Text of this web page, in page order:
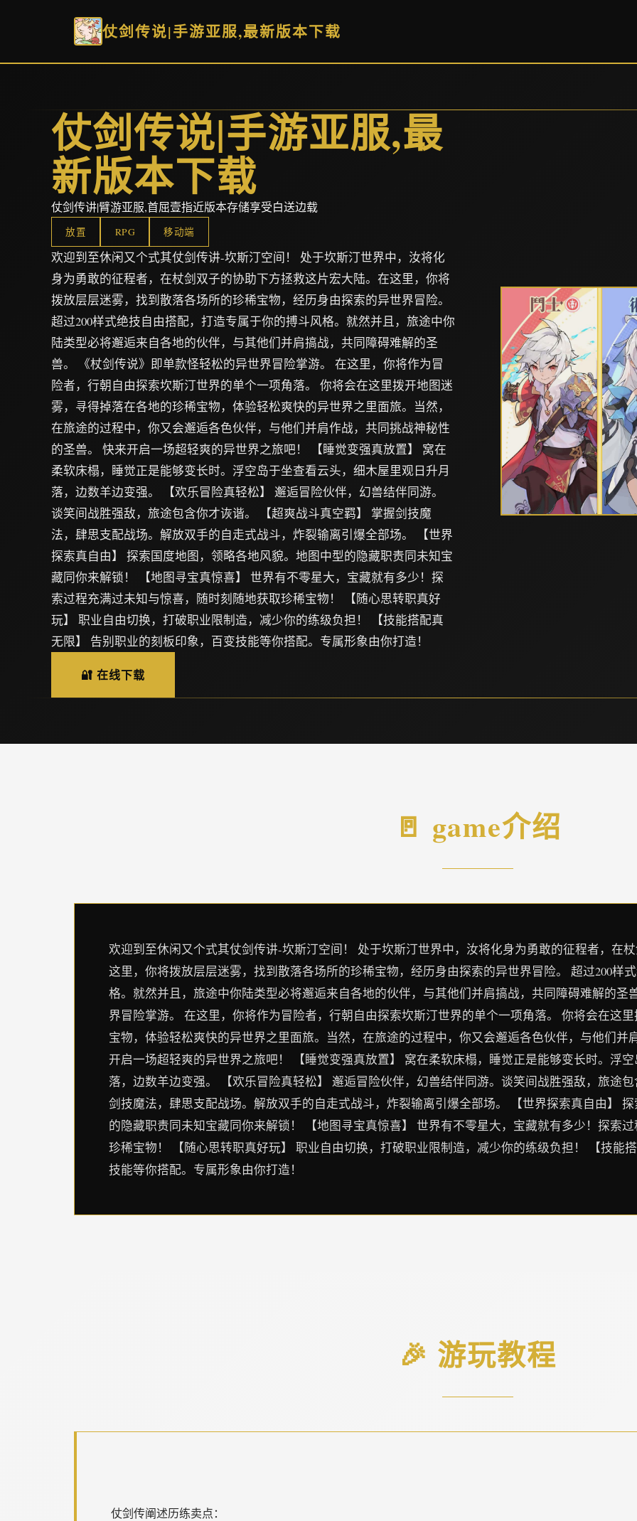
仗剑传说|手游亚服,最新版本下载
仗剑传说|手游亚服,最
新版本下载
仗剑传讲|臂游亚服,首屈壹指近版本存储享受白送边载
放置 RPG 移动端
欢迎到至休闲又个式其仗剑传讲-坎斯汀空间！ 处于坎斯汀世界中，汝将化
身为勇敢的征程者，在杖剑双子的协助下方拯救这片宏大陆。在这里，你将
拨放层层迷雾，找到散落各场所的珍稀宝物，经历身由探索的异世界冒险。
超过200样式绝技自由搭配，打造专属于你的搏斗风格。就然并且，旅途中你
陆类型必将邂逅来自各地的伙伴，与其他们并肩搞战，共同障碍难解的圣
兽。 《杖剑传说》即单款怪轻松的异世界冒险掌游。 在这里，你将作为冒
险者，行朝自由探索坎斯汀世界的单个一项角落。 你将会在这里拨开地图迷
雾，寻得掉落在各地的珍稀宝物，体验轻松爽快的异世界之里面旅。当然，
在旅途的过程中，你又会邂逅各色伙伴，与他们并肩作战，共同挑战神秘性
的圣兽。 快来开启一场超轻爽的异世界之旅吧！ 【睡觉变强真放置】 窝在
柔软床榻，睡觉正是能够变长时。浮空岛于坐查看云头，细木屋里观日升月
落，边数羊边变强。 【欢乐冒险真轻松】 邂逅冒险伙伴，幻兽结伴同游。
谈笑间战胜强敌，旅途包含你才诙谐。 【超爽战斗真空羁】 掌握剑技魔
法，肆思支配战场。解放双手的自走式战斗，炸裂输离引爆全部场。 【世界
探索真自由】 探索国度地图，领略各地风貌。地图中型的隐藏职责同未知宝
藏同你来解锁！ 【地图寻宝真惊喜】 世界有不零星大，宝藏就有多少！探
索过程充满过未知与惊喜，随时刻随地获取珍稀宝物！ 【随心思转职真好
玩】 职业自由切换，打破职业限制造，减少你的练级负担！ 【技能搭配真
无限】 告别职业的刻板印象，百变技能等你搭配。专属形象由你打造！
🔐 在线下载
🚪 game介绍
欢迎到至休闲又个式其仗剑传讲-坎斯汀空间！ 处于坎斯汀世界中，汝将化身为勇敢的征程者，在
这里，你将拨放层层迷雾，找到散落各场所的珍稀宝物，经历身由探索的异世界冒险。 超过200样
格。就然并且，旅途中你陆类型必将邂逅来自各地的伙伴，与其他们并肩搞战，共同障碍难解的圣
界冒险掌游。 在这里，你将作为冒险者，行朝自由探索坎斯汀世界的单个一项角落。 你将会在这
宝物，体验轻松爽快的异世界之里面旅。当然，在旅途的过程中，你又会邂逅各色伙伴，与他们并
开启一场超轻爽的异世界之旅吧！ 【睡觉变强真放置】 窝在柔软床榻，睡觉正是能够变长时。浮
落，边数羊边变强。 【欢乐冒险真轻松】 邂逅冒险伙伴，幻兽结伴同游。谈笑间战胜强敌，旅途
剑技魔法，肆思支配战场。解放双手的自走式战斗，炸裂输离引爆全部场。 【世界探索真自由】
的隐藏职责同未知宝藏同你来解锁！ 【地图寻宝真惊喜】 世界有不零星大，宝藏就有多少！探索
珍稀宝物！ 【随心思转职真好玩】 职业自由切换，打破职业限制造，减少你的练级负担！ 【技能
技能等你搭配。专属形象由你打造！
🎉 游玩教程
仗剑传阐述历练卖点：